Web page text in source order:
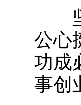
坚
公心
功成
事创